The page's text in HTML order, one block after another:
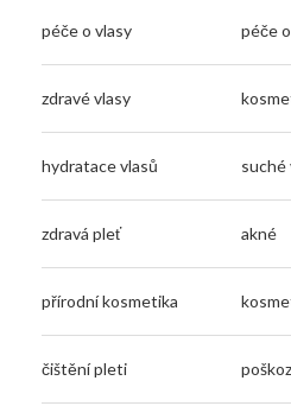
péče o vlasy péče
zdravé vlasy
hydratace vlasů suché
zdravá pleť akné
přírodní kosmetika
čištění pleti